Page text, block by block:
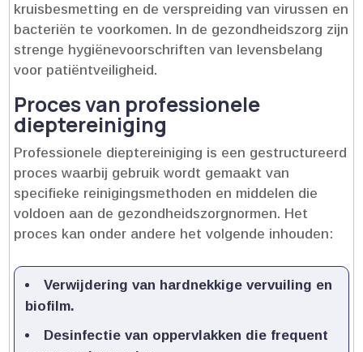
kruisbesmetting en de verspreiding van virussen en
bacteriën te voorkomen.​ In de gezondheidszorg zijn
strenge hygiënevoorschriften van levensbelang
voor patiëntveiligheid.​
Proces van professionele
dieptereiniging
Professionele dieptereiniging is een gestructureerd
proces waarbij gebruik wordt gemaakt van
specifieke reinigingsmethoden en middelen die
voldoen aan de gezondheidszorgnormen.​ Het
proces kan onder andere het volgende inhouden:
Verwijdering van hardnekkige vervuiling en
biofilm.​
Desinfectie van oppervlakken die frequent